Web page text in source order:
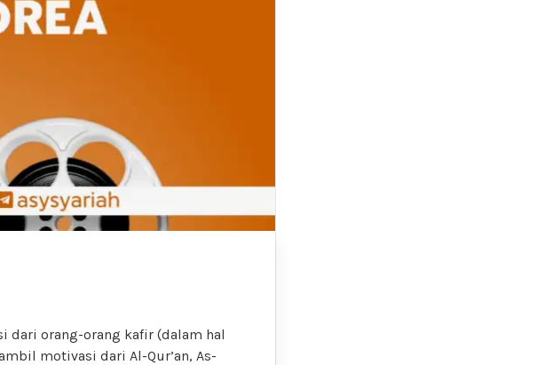
dari orang-orang kafir (dalam hal
motivasi dari Al-Qur’an, As-